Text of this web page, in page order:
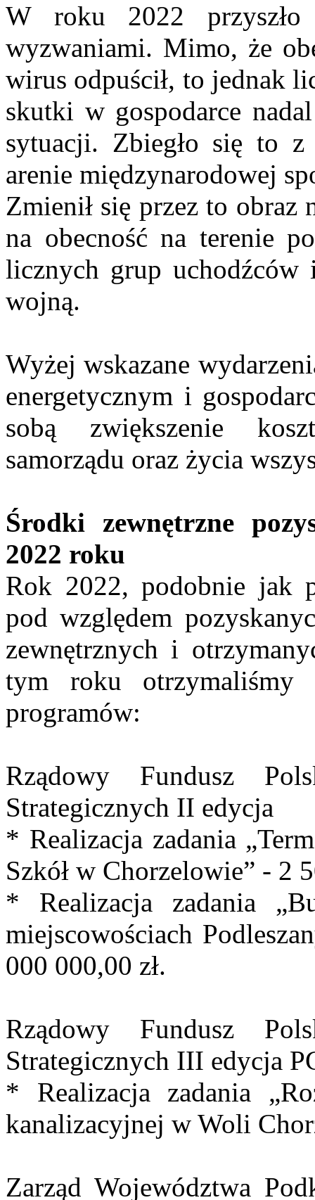
W roku 2022
wyzwaniami. Mimo, że
wirus odpuścił, to jednak
skutki w gospodarce
sytuacji. Zbiegło się to z
arenie międzynarodowej
Zmienił się przez to obraz
na obecność na terenie
licznych grup uchodźców
wojną.
Wyżej wskazane
energetycznym i
sobą zwiększenie
samorządu oraz życia
Środki zewnętrzne
2022 roku
Rok 2022, podobnie jak
pod względem
zewnętrznych i
tym roku
programów:
Rządowy Fundusz
Strategicznych II edycja
* Realizacja zadania
Szkół w Chorzelowie” - 2
* Realizacja zadania
miejscowościach
000 000,00 zł.
Rządowy Fundusz
Strategicznych III edycja
* Realizacja zadania
kanalizacyjnej w Woli
Zarząd Województwa